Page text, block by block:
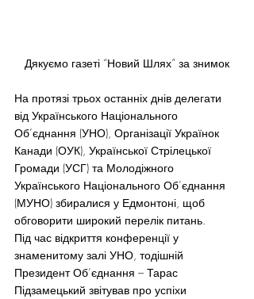
Дякуємо газеті “Новий Шлях” за знимок
На протязі трьох останніх днів делегати
від Українського Національного
Об’єднання (УНО), Організації Українок
Канади (ОУК), Української Стрілецької
Громади (УСГ) та Молодіжного
Українського Національного Об’єднання
(МУНО) збиралися у Едмонтоні, щоб
обговорити широкий перелік питань.
Під час відкриття конференції у
знаменитому залі УНО, тодішній
Президент Об’єднання – Тарас
Підзамецький звітував про успіхи